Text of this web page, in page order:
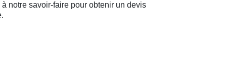
notre savoir-faire pour obtenir un devis